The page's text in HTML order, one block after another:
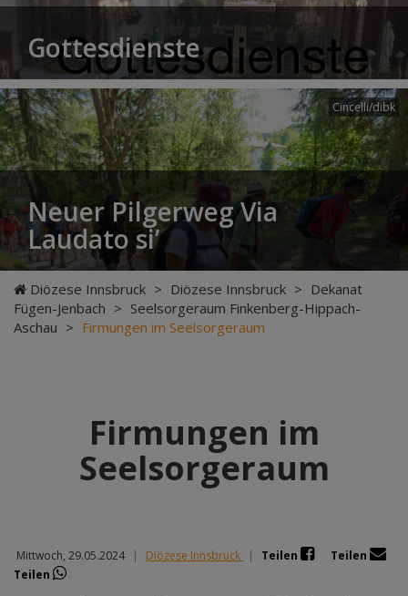
Gottesdienste
Cincelli/dibk
Neuer Pilgerweg Via
Laudato si’
Diözese Innsbruck > Diözese Innsbruck > Dekanat
Fügen-Jenbach > Seelsorgeraum Finkenberg-Hippach-
Aschau > Firmungen im Seelsorgeraum
Firmungen im
Seelsorgeraum
Mittwoch, 29.05.2024 | Diözese Innsbruck | Teilen
Teilen
Teilen